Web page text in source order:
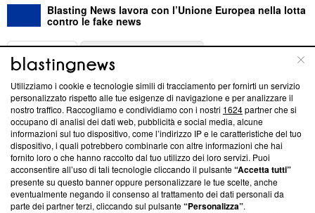
Blasting News lavora con l’Unione Europea nella lotta
contro le fake news
ABOUT
Questa sezione offre informazioni trasparenti su Blasting
News, sui nostri processi editoriali e su come ci impegniamo a
creare news di qualità. Inoltre, afferma la nostra aderenza a
‘Trust Project - News with Integrity’Blasting News non è
ancora membro del programma, ma ha richiesto di farne
parte; Trust Project non ha ancora effettuato una verifica di
conformità agli standard.
Su di noi
Utilizziamo i cookie e tecnologie simili di tracciamento per fornirti un servizio
personalizzato rispetto alle tue esigenze di navigazione e per analizzare il
nostro traffico. Raccogliamo e condividiamo con i nostri 1624partner che si
occupano di analisi dei dati web, pubblicità e social media, alcune
informazioni sul tuo dispositivo, come l’indirizzo IP e le caratteristiche del tuo
dispositivo, i quali potrebbero combinarle con altre informazioni che hai
fornito loro o che hanno raccolto dal tuo utilizzo dei loro servizi. Puoi
acconsentire all’uso di tali tecnologie cliccando il pulsante“Accetta tutti”
presente su questo banner oppure personalizzare le tue scelte, anche
eventualmente negando il consenso al trattamento dei dati personali da
parte dei partner terzi, cliccando sul pulsante“Personalizza”.